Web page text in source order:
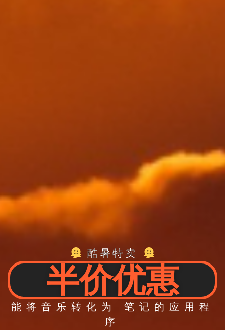
酷暑特卖
半价优惠
能将 音乐转化为 笔记的 应用程
序